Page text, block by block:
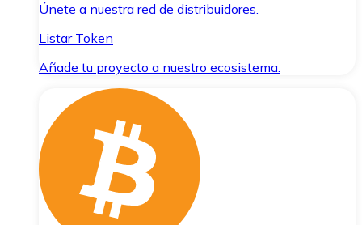
Únete a nuestra red de distribuidores.
Listar Token
Añade tu proyecto a nuestro ecosistema.